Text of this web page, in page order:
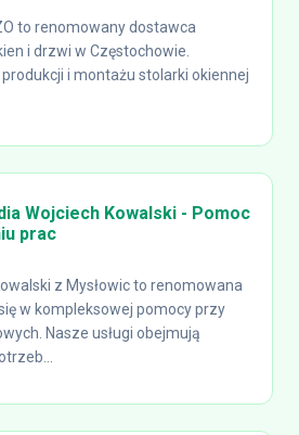
to renomowany dostawca
i drzwi w Częstochowie.
i montażu stolarki okiennej
Wojciech Kowalski - Pomoc
prac
z Mysłowic to renomowana
w kompleksowej pomocy przy
Nasze usługi obejmują